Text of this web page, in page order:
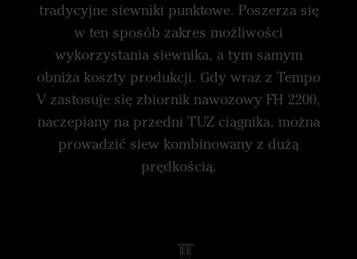
tradycyjne siewniki punktowe. Poszerza się
w ten sposób zakres możliwości
wykorzystania siewnika, a tym samym
obniża koszty produkcji. Gdy wraz z Tempo
V zastosuje się zbiornik nawozowy FH 2200,
naczepiany na przedni TUZ ciągnika, można
prowadzić siew kombinowany z dużą
prędkością.